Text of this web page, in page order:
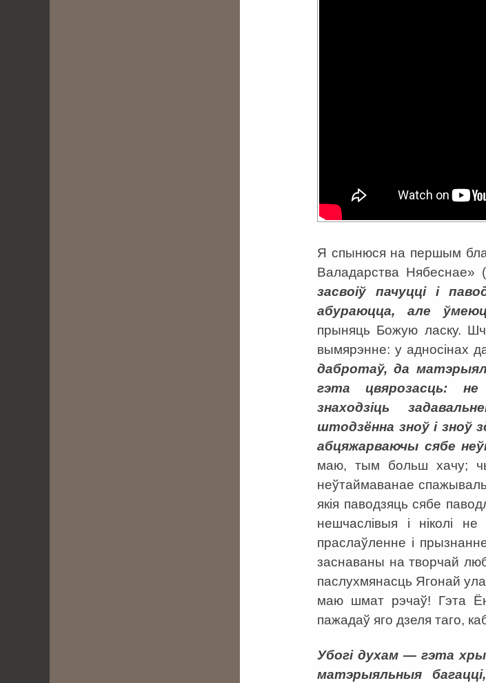
Я спынюся на першым
Валадарства
засвоіў пачуцці і
абураюцца, але
прыняць Божую ласку.
вымярэнне: у адносінах
дабротаў, да
гэта цвярозасць: не
знаходзіць
штодзённа зноў і зноў
абцяжарваючы сябе
маю, тым больш хачу;
неўтаймаванае
якія паводзяць сябе
нешчаслівыя і ніколі
праслаўленне і
заснаваны на творчай
паслухмянасць Ягонай
маю шмат рэчаў! Гэта
пажадаў яго дзеля таго,
Убогі духам — гэта
матэрыяльныя